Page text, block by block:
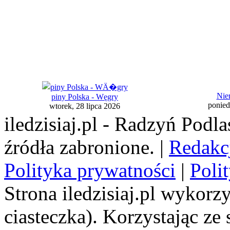
piny Polska - Węgry
wtorek, 28 lipca 2026
iledzisiaj.pl - Radzyń
źródła zabronione. |
Polityka prywatności |
Strona iledzisiaj.pl
ciasteczka). Korzystając